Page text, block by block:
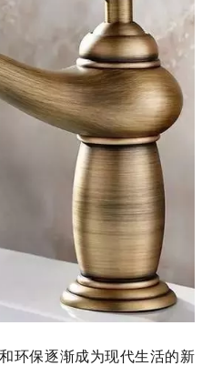
环保逐渐成为现代生活的新